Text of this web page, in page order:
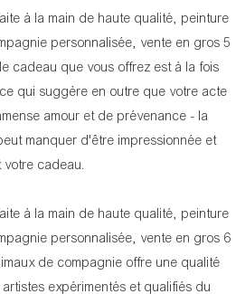
cadeau que vous offrez est à la fois
qui suggère en outre que votre acte
amour et de prévenance - la
manquer d'être impressionnée et
votre cadeau.
de compagnie offre une qualité
expérimentés et qualifiés du